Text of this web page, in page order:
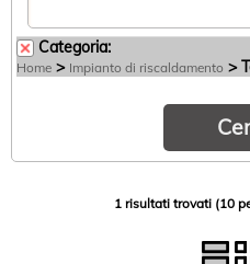
Categoria:
Home > Impianto di riscaldamento >
1 risultati trovati (10